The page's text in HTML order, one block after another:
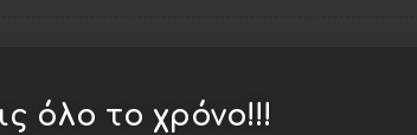
όλο το χρόνο!!!